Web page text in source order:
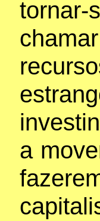
tornar-
a